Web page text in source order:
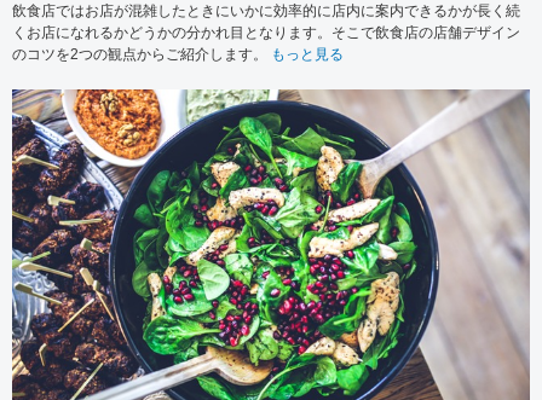
飲食店ではお店が混雑したときにいかに効率的に店内に案内できるかが長く続
くお店になれるかどうかの分かれ目となります。そこで飲食店の店舗デザイン
のコツを2つの観点からご紹介します。
もっと見る